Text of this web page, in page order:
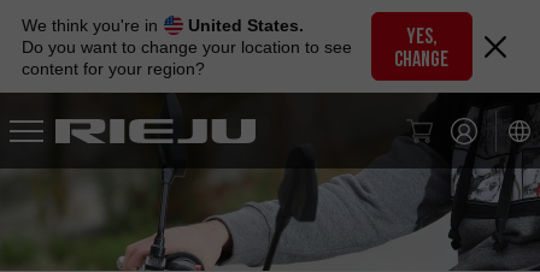
navigation
content
We think you're in
United States.
Do you want to change your location to see
content for your region?
YES,
CHANGE